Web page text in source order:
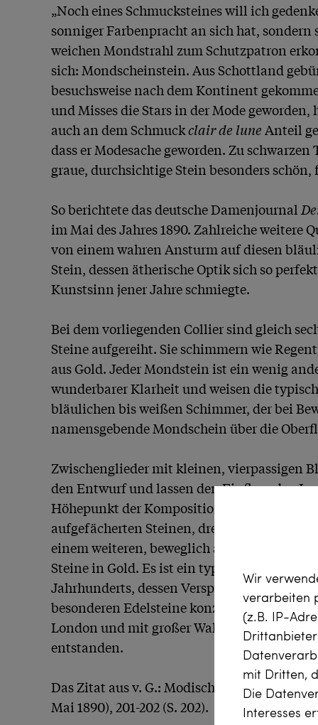
„Noch eines Schmucksteines will ich
sonniger Farbenpracht an sich hat,
weichen Mondstrahl zum Schutzpatron
sich: Mondscheinstein. Aus Schottland
besuchsweise nach dem Kontinent
und Misses die Stars in der Mode
auch an dem Schmuck clair de lune Anteil
dass er Modesache geworden. Zu
graue, durchsichtige Stein besonders
So berichtete das deutsche Damenjournal
im Mai des Jahres 1890. Zahlreiche weitere
von einem wahren Ansturm auf diesen
Stein, dessen ätherische Optik sich so
Kunstsinn jener Jahre schmiegte.
Bei dem vorliegenden Collier sind gleich
Steine aufgereiht. Sie schimmern wie
aus Gold. Jeder Mondstein ist ein wenig
wunderbarer Klarheit und weisen die
bläulichen bis weißen Schimmer, der bei
namensgebende Mondschein über die
Zwischenglieder mit kleinen, vierpassigen
den Entwurf und lassen den Einfluss des
Höhepunkt der Komposition bildet ein
aufgefächerten Steinen, drei kleinen aus
einem weiteren, beweglich angehängten
Steine in Gold. Es ist ein typischer Entwurf
Jahrhunderts, dessen Verspieltheit als
besonderen Edelsteine konzipiert war. Zu
London und mit großer Wahrscheinlichkeit
entstanden.
Das Zitat aus v. G.: Modisches für den
Mai 1890), 201-202 (S. 202).
Wir
verarbeiten
(z.B. IP-
mit Dritten,
Die
Interesses